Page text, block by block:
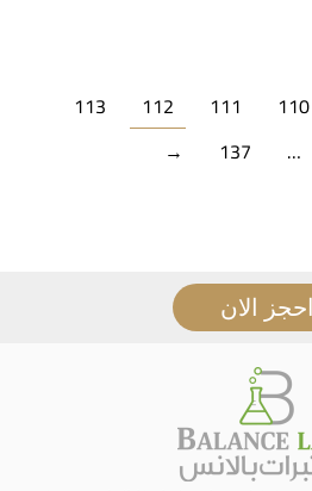
110
111
112
113
…
137
→
احجز الان